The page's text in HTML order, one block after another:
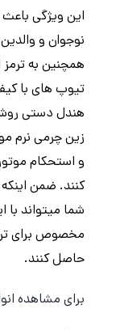
این ویژگی
نوجوان و
همچنین به
تیوپ های با
هندل دستی
و استحکام
مخصوص برای
حاصل کنند.
برای مشاهده